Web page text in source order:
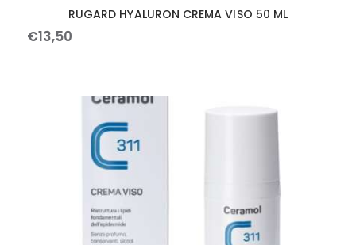
RUGARD HYALURON CREMA VISO 50 ML
€13,50